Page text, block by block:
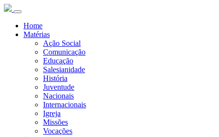
Home
Matérias
Ação Social
Comunicação
Educação
Salesianidade
História
Juventude
Nacionais
Internacionais
Igreja
Missões
Vocações